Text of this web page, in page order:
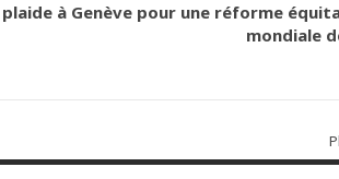
plaide à Genève pour une réforme
mondiale